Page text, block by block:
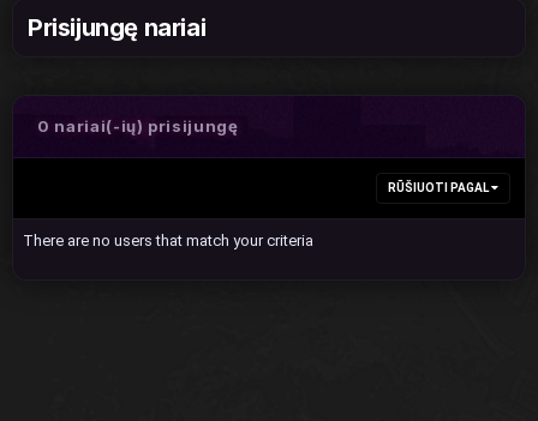
Prisijungę nariai
0 nariai(-ių) prisijungę
RŪŠIUOTI PAGAL
There are no users that match your criteria